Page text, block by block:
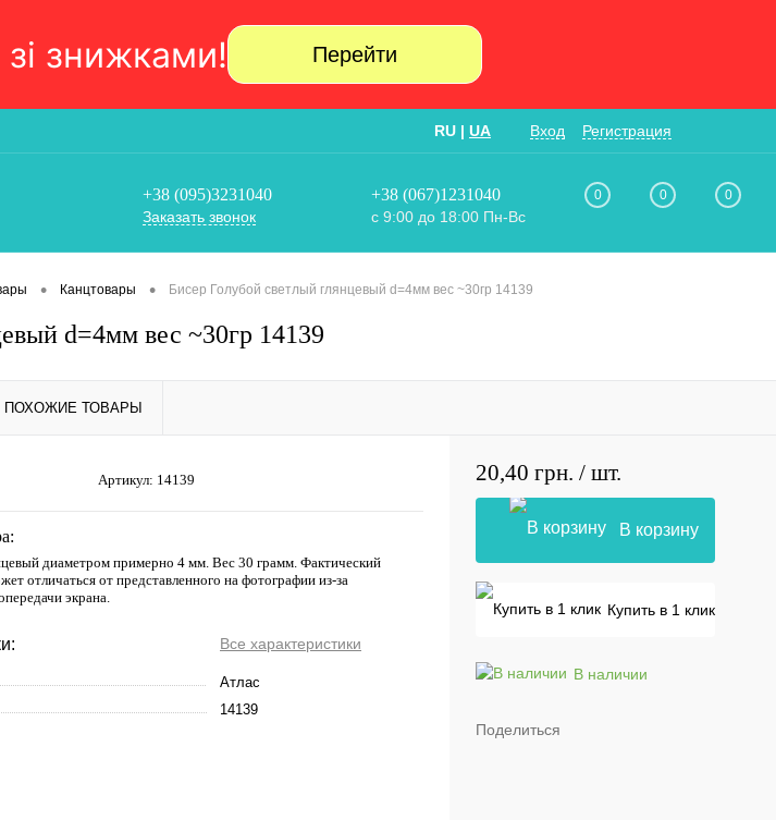
зi знижками! Перейти
RU | UA Вход Регистрация
+38 (095)3231040
Заказать звонок
+38 (067)1231040
с 9:00 до 18:00 Пн-Вс
0 0 0
• Канцтовары • Бисер Голубой светлый глянцевый d=4мм вес ~30гр 14139
d=4мм вес ~30гр 14139
ПОХОЖИЕ ТОВАРЫ
Артикул: 14139
диаметром примерно 4 мм. Вес 30 грамм. Фактический
отличаться от представленного на фотографии из-за
экрана.
Все характеристики
Атлас
14139
20,40 грн. / шт.
В корзину
Купить в 1 клик
В наличии
Поделиться